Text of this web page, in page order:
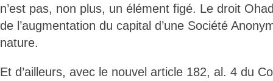
n’est pas, non plus, un élément figé. Le droit
de l’augmentation du capital d’une Société
nature.
Et d’ailleurs, avec le nouvel article 182, al. 4 du